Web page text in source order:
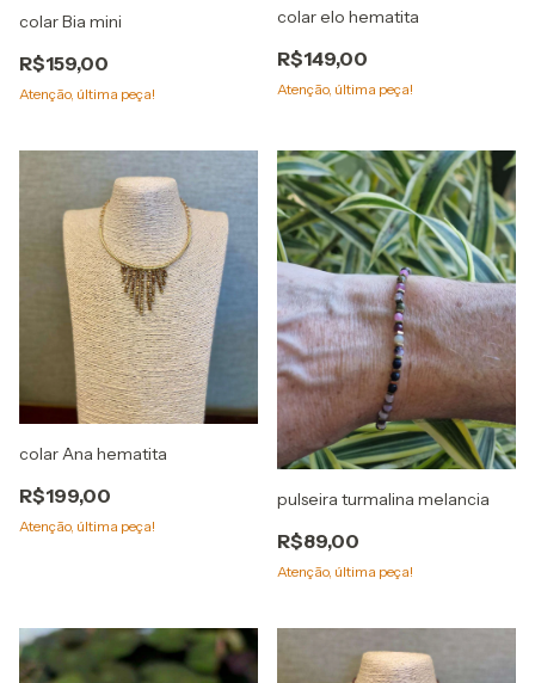
colar Bia mini
R$159,00
Atenção, última peça!
colar elo hematita
R$149,00
Atenção, última peça!
colar Ana hematita
R$199,00
Atenção, última peça!
pulseira turmalina melancia
R$89,00
Atenção, última peça!